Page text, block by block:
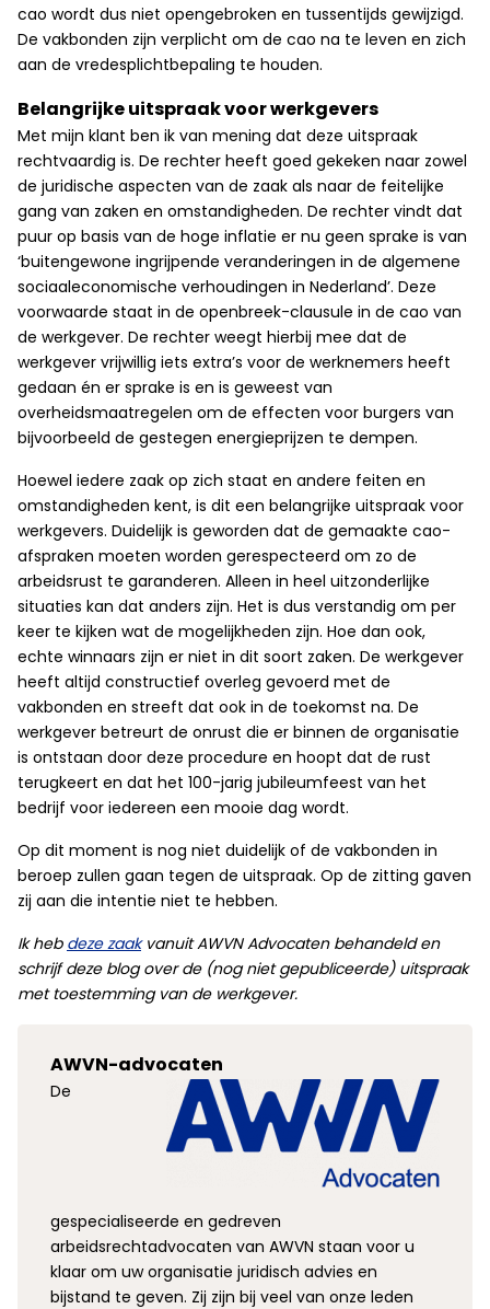
cao wordt dus niet opengebroken en tussentijds gewijzigd.
De vakbonden zijn verplicht om de cao na te leven en zich
aan de vredesplichtbepaling te houden.
Belangrijke uitspraak voor werkgevers
Met mijn klant ben ik van mening dat deze uitspraak
rechtvaardig is. De rechter heeft goed gekeken naar zowel
de juridische aspecten van de zaak als naar de feitelijke
gang van zaken en omstandigheden. De rechter vindt dat
puur op basis van de hoge inflatie er nu geen sprake is van
‘buitengewone ingrijpende veranderingen in de algemene
sociaaleconomische verhoudingen in Nederland’. Deze
voorwaarde staat in de openbreek-clausule in de cao van
de werkgever. De rechter weegt hierbij mee dat de
werkgever vrijwillig iets extra’s voor de werknemers heeft
gedaan én er sprake is en is geweest van
overheidsmaatregelen om de effecten voor burgers van
bijvoorbeeld de gestegen energieprijzen te dempen.
Hoewel iedere zaak op zich staat en andere feiten en
omstandigheden kent, is dit een belangrijke uitspraak voor
werkgevers. Duidelijk is geworden dat de gemaakte cao-
afspraken moeten worden gerespecteerd om zo de
arbeidsrust te garanderen. Alleen in heel uitzonderlijke
situaties kan dat anders zijn. Het is dus verstandig om per
keer te kijken wat de mogelijkheden zijn. Hoe dan ook,
echte winnaars zijn er niet in dit soort zaken. De werkgever
heeft altijd constructief overleg gevoerd met de
vakbonden en streeft dat ook in de toekomst na. De
werkgever betreurt de onrust die er binnen de organisatie
is ontstaan door deze procedure en hoopt dat de rust
terugkeert en dat het 100-jarig jubileumfeest van het
bedrijf voor iedereen een mooie dag wordt.
Op dit moment is nog niet duidelijk of de vakbonden in
beroep zullen gaan tegen de uitspraak. Op de zitting gaven
zij aan die intentie niet te hebben.
Ik heb deze zaakvanuit AWVN Advocaten behandeld en
schrijf deze blog over de (nog niet gepubliceerde) uitspraak
met toestemming van de werkgever.
AWVN-advocaten
De
gespecialiseerde en gedreven
arbeidsrechtadvocaten van AWVN staan voor u
klaar om uw organisatie juridisch advies en
bijstand te geven. Zij zijn bij veel van onze leden